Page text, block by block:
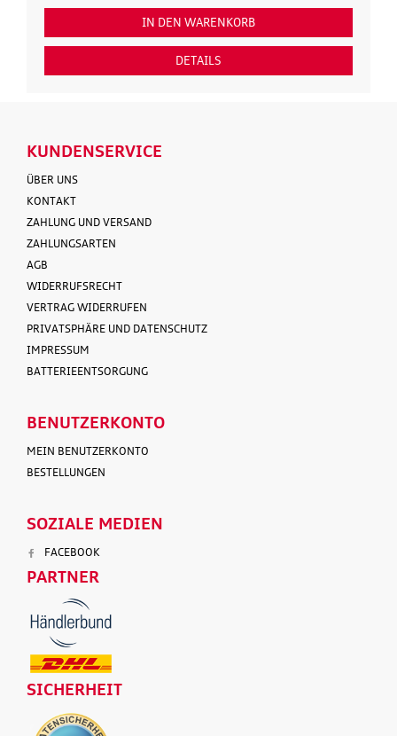
IN DEN WARENKORB
KUNDENSERVICE
ÜBER UNS
KONTAKT
ZAHLUNG UND VERSAND
ZAHLUNGSARTEN
AGB
WIDERRUFSRECHT
VERTRAG WIDERRUFEN
PRIVATSPHÄRE UND DATENSCHUTZ
IMPRESSUM
BATTERIEENTSORGUNG
BENUTZERKONTO
MEIN BENUTZERKONTO
BESTELLUNGEN
SOZIALE MEDIEN
FACEBOOK
PARTNER
SICHERHEIT